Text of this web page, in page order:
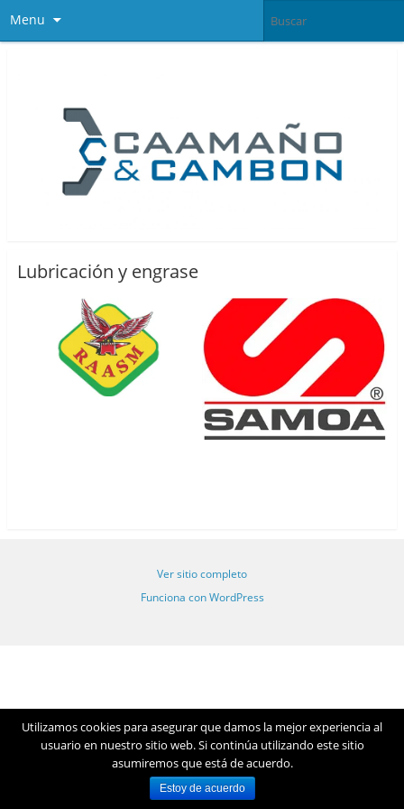
Menu
Lubricación y engrase
Ver sitio completo
Funciona con WordPress
Utilizamos cookies para asegurar que damos la mejor experiencia al
usuario en nuestro sitio web. Si continúa utilizando este sitio
asumiremos que está de acuerdo.
Estoy de acuerdo